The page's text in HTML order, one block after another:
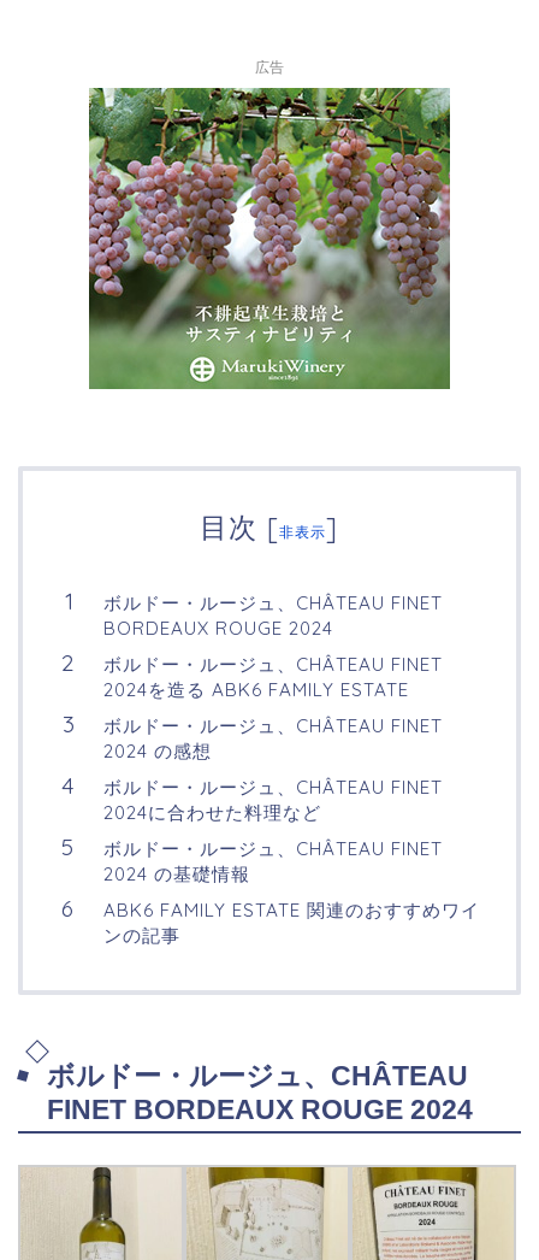
広告
目次 [非表示]
ボルドー・ルージュ、CHÂTEAU FINET
BORDEAUX ROUGE 2024
ボルドー・ルージュ、CHÂTEAU FINET
2024を造る ABK6 FAMILY ESTATE
ボルドー・ルージュ、CHÂTEAU FINET
2024 の感想
ボルドー・ルージュ、CHÂTEAU FINET
2024に合わせた料理など
ボルドー・ルージュ、CHÂTEAU FINET
2024 の基礎情報
ABK6 FAMILY ESTATE 関連のおすすめワイ
ンの記事
ボルドー・ルージュ、CHÂTEAU
FINET BORDEAUX ROUGE 2024